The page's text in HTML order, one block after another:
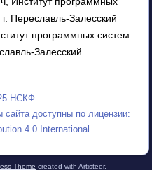
Переславль-Залесский
программных систем
Залесский
НСКФ
доступны по лицензии:
4.0 International
Theme created with Artisteer.